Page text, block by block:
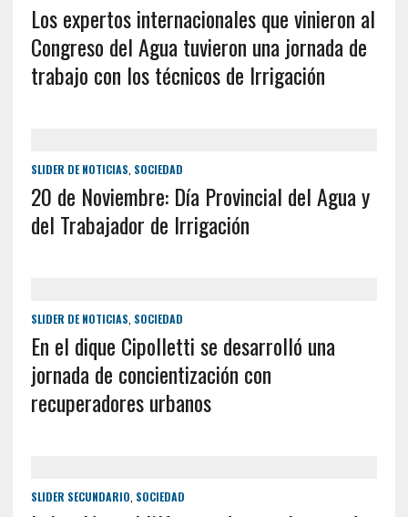
Los expertos internacionales que vinieron al
Congreso del Agua tuvieron una jornada de
trabajo con los técnicos de Irrigación
SLIDER DE NOTICIAS SOCIEDAD
20 de Noviembre: Día Provincial del Agua y
del Trabajador de Irrigación
SLIDER DE NOTICIAS SOCIEDAD
En el dique Cipolletti se desarrolló una
jornada de concientización con
recuperadores urbanos
SLIDER SECUNDARIO SOCIEDAD